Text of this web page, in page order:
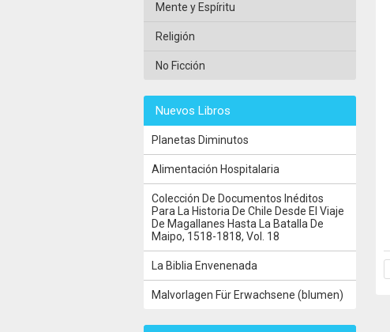
Mente y Espíritu
Religión
No Ficción
Nuevos Libros
Planetas Diminutos
Alimentación Hospitalaria
Colección De Documentos Inéditos
Para La Historia De Chile Desde El Viaje
De Magallanes Hasta La Batalla De
Maipo, 1518-1818, Vol. 18
La Biblia Envenenada
Malvorlagen Für Erwachsene (blumen)